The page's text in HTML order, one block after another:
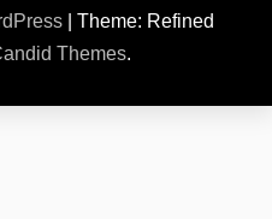
Theme: Refined
Themes.